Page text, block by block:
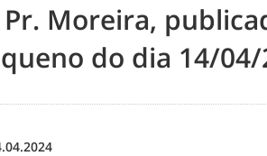
Moreira,
do dia 14/